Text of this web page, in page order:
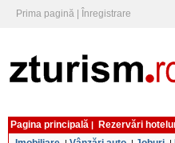
Prima pagină Înregistrare
Pagina principală | Rezervări